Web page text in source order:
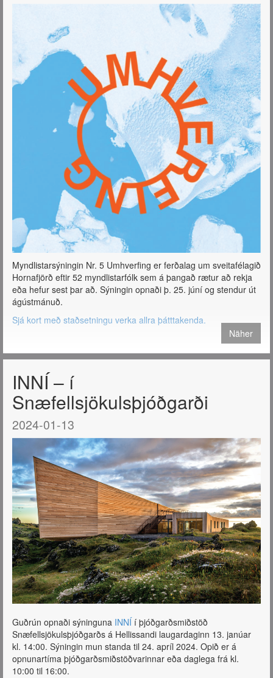
Myndlistarsýningin Nr. 5 Umhverfing er ferðalag um sveitafélagið
Hornafjörð eftir 52 myndlistarfólk sem á þangað rætur að rekja
eða hefur sest þar að. Sýningin opnaði þ. 25. júní og stendur út
ágústmánuð.
Sjá kort með staðsetningu verka allra þátttakenda.
Näher
INNÍ – í
Snæfellsjökulsþjóðgarði
2024-01-13
Guðrún opnaði sýninguna INNÍ í þjóðgarðsmiðstöð
Snæfellsjökulsþjóðgarðs á Hellissandi laugardaginn 13. janúar
kl. 14:00. Sýningin mun standa til 24. apríl 2024. Opið er á
opnunartíma þjóðgarðsmiðstöðvarinnar eða daglega frá kl.
10:00 til 16:00.